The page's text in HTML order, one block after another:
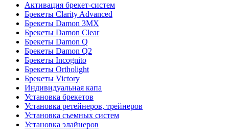
Активация брекет-систем
Брекеты Clarity Advanced
Брекеты Damon 3MX
Брекеты Damon Clear
Брекеты Damon Q
Брекеты Damon Q2
Брекеты Incognito
Брекеты Ortholight
Брекеты Victory
Индивидуальная капа
Установка брекетов
Установка ретейнеров, трейнеров
Установка съемных систем
Установка элайнеров